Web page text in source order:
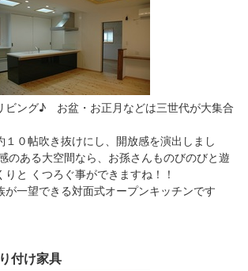
ビング♪ お盆・お正月などは三世代が大集合
１０帖吹き抜けにし、開放感を演出しまし
のある大空間なら、お孫さんものびのびと遊
と くつろぐ事ができますね！！
が一望できる対面式オープンキッチンです
付け家具